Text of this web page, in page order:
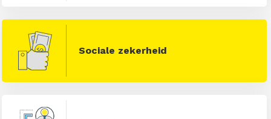
Sociale zekerheid